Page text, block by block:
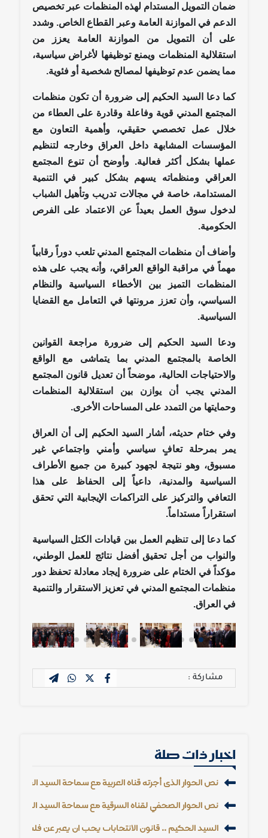
ضمان التمويل المستدام لهذه المنظمات عبر تخصيص
الدعم في الموازنة العامة وعبر القطاع الخاص. وشدد
على أن التمويل من الموازنة العامة يعزز من
استقلالية المنظمات ويمنع توظيفها لأغراض سياسية،
مما يضمن عدم توظيفها لمصالح شخصية أو فئوية.
كما دعا السيد الحكيم إلى ضرورة أن تكون منظمات
المجتمع المدني قوية وفاعلة وقادرة على العطاء من
خلال عمل تخصصي حقيقي، وأهمية التعاون مع
المؤسسات المشابهة داخل العراق وخارجه لتنظيم
عملها بشكل أكثر فعالية. وأوضح أن تنوع المجتمع
العراقي ومنظماته يسهم بشكل كبير في التنمية
المستدامة، خاصة في مجالات تدريب وتأهيل الشباب
لدخول سوق العمل بعيداً عن الاعتماد على الفرص
الحكومية.
وأضاف أن منظمات المجتمع المدني تلعب دوراً رقابياً
مهماً في مراقبة الواقع العراقي، وأنه يجب على هذه
المنظمات التميز بين الأخطاء السياسية والنظام
السياسي، وأن تعزز مرونتها في التعامل مع القضايا
السياسية.
ودعا السيد الحكيم إلى ضرورة مراجعة القوانين
الخاصة بالمجتمع المدني بما يتماشى مع الواقع
والاحتياجات الحالية، موضحاً أن تعديل قانون المجتمع
المدني يجب أن يوازن بين استقلالية المنظمات
وحمايتها من التمدد على المساحات الأخرى.
وفي ختام حديثه، أشار السيد الحكيم إلى أن العراق
يمر بمرحلة تعافٍ سياسي وأمني واجتماعي غير
مسبوق، وهو نتيجة لجهود كبيرة من جميع الأطراف
السياسية والمدنية، داعياً إلى الحفاظ على هذا
التعافي والتركيز على التراكمات الإيجابية التي تحقق
استقراراً مستداماً.
كما دعا إلى تنظيم العمل بين قيادات الكتل السياسية
والنواب من أجل تحقيق أفضل نتائج للعمل الوطني،
مؤكداً في الختام على ضرورة إيجاد معادلة تحفظ دور
منظمات المجتمع المدني في تعزيز الاستقرار والتنمية
في العراق.
مشاركة :
اخبار ذات صلة
نص الحوار الذي أجرته قناة العربية مع سماحة السيد الحكيم
نص الحوار الصحفي لقناة الشرقية مع سماحة السيد الحكيم
السيد الحكيم .. قانون الانتخابات يجب ان يعبر عن فلسفة